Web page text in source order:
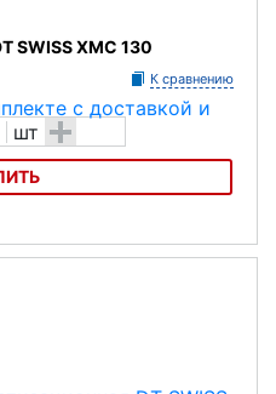
SWISS XMC 130
К сравнению
шт +
XMC 130